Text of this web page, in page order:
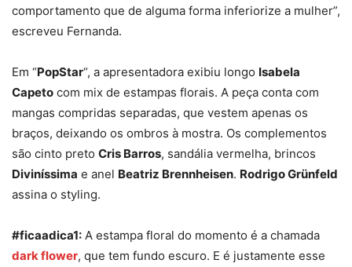
comportamento que de alguma forma inferiorize a mulher”,
escreveu Fernanda.
Em “PopStar“, a apresentadora exibiu longo Isabela
Capeto com mix de estampas florais. A peça conta com
mangas compridas separadas, que vestem apenas os
braços, deixando os ombros à mostra. Os complementos
são cinto preto Cris Barros, sandália vermelha, brincos
Diviníssima e anel Beatriz Brennheisen. Rodrigo Grünfeld
assina o styling.
#ficaadica1: A estampa floral do momento é a chamada
dark flower, que tem fundo escuro. E é justamente esse